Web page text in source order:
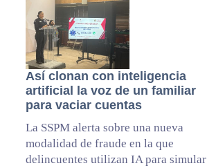
Así clonan con inteligencia
artificial la voz de un familiar
para vaciar cuentas
La SSPM alerta sobre una nueva
modalidad de fraude en la que
delincuentes utilizan IA para simular